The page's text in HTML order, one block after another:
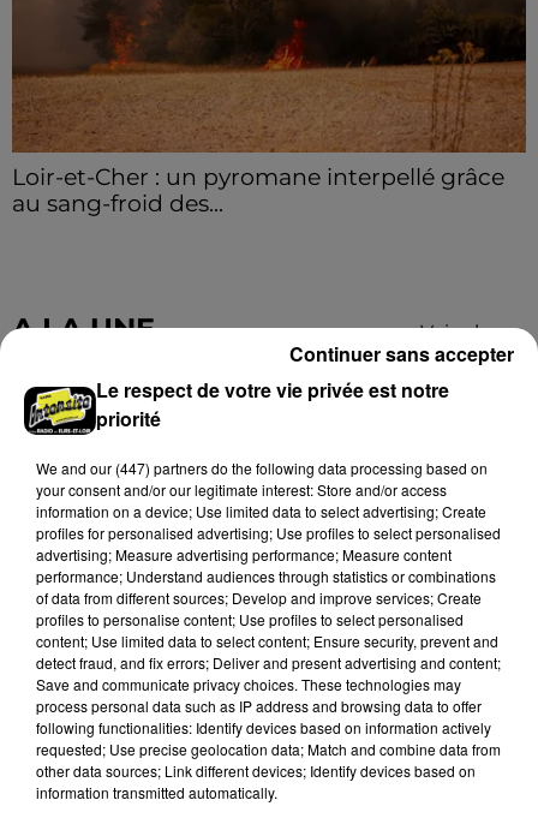
Loir-et-Cher : un pyromane interpellé grâce
au sang-froid des...
Grâce...
A LA UNE Voir plus
Loir-et-Cher : un pyromane interpellé grâce
au sang-froid des...
Samedi 25 juillet, plus d'une dizaine de feux de
champs et de sous-bois ont été déclenchés dans le
secteur de Fontaine-les-Côteaux, Montoire et Lunay.
Le respect de votre vie privée est notre
priorité
We and our (447) partnersdo the following data processing based on
your consent and/or our legitimate interest: Store and/or access
information on a device; Use limited data to select advertising; Create
profiles for personalised advertising; Use profiles to select personalised
advertising; Measure advertising performance; Measure content
performance; Understand audiences through statistics or combinations
of data from different sources; Develop and improve services; Create
profiles to personalise content; Use profiles to select personalised
content; Use limited data to select content; Ensure security, prevent and
detect fraud, and fix errors; Deliver and present advertising and content;
Save and communicate privacy choices. These technologies may
process personal data such as IP address and browsing data to offer
following functionalities: Identify devices based on information actively
requested; Use precise geolocation data; Match and combine data from
other data sources; Link different devices; Identify devices based on
information transmitted automatically.
Continuer sans accepter